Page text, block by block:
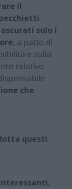
il
oscurati solo i
, a patto di
e sulla
relativo
che
questi